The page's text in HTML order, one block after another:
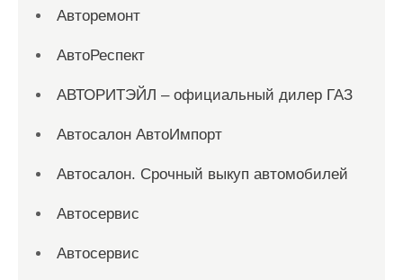
Авторемонт
АвтоРеспект
АВТОРИТЭЙЛ – официальный дилер ГАЗ
Автосалон АвтоИмпорт
Автосалон. Срочный выкуп автомобилей
Автосервис
Автосервис